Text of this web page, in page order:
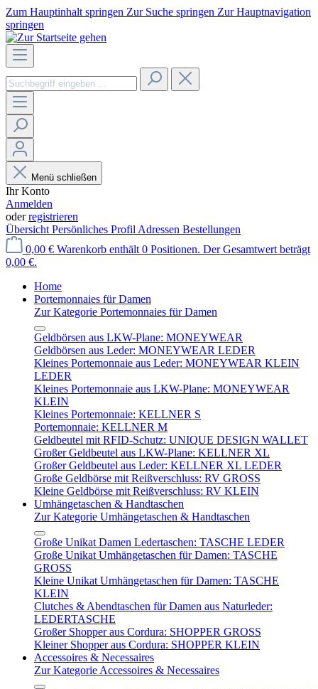
Zum Hauptinhalt springen Zur Suche springen Zur Hauptnavigation
springen
Menü schließen
Ihr Konto
Anmelden
oderregistrieren
Übersicht Persönliches Profil Adressen Bestellungen
0,00 € Warenkorb enthält 0 Positionen. Der Gesamtwert beträgt
0,00 €.
Home
Portemonnaies für Damen
Zur Kategorie Portemonnaies für Damen
Geldbörsen aus LKW-Plane: MONEYWEAR
Geldbörsen aus Leder: MONEYWEAR LEDER
Kleines Portemonnaie aus Leder: MONEYWEAR KLEIN
LEDER
Kleines Portemonnaie aus LKW-Plane: MONEYWEAR
KLEIN
Kleines Portemonnaie: KELLNER S
Portemonnaie: KELLNER M
Geldbeutel mit RFID-Schutz: UNIQUE DESIGN WALLET
Großer Geldbeutel aus LKW-Plane: KELLNER XL
Großer Geldbeutel aus Leder: KELLNER XL LEDER
Große Geldbörse mit Reißverschluss: RV GROSS
Kleine Geldbörse mit Reißverschluss: RV KLEIN
Umhängetaschen & Handtaschen
Zur Kategorie Umhängetaschen & Handtaschen
Große Unikat Damen Ledertaschen: TASCHE LEDER
Große Unikat Umhängetaschen für Damen: TASCHE
GROSS
Kleine Unikat Umhängetaschen für Damen: TASCHE
KLEIN
Clutches & Abendtaschen für Damen aus Naturleder:
LEDERTASCHE
Großer Shopper aus Cordura: SHOPPER GROSS
Kleiner Shopper aus Cordura: SHOPPER KLEIN
Accessoires & Necessaires
Zur Kategorie Accessoires & Necessaires